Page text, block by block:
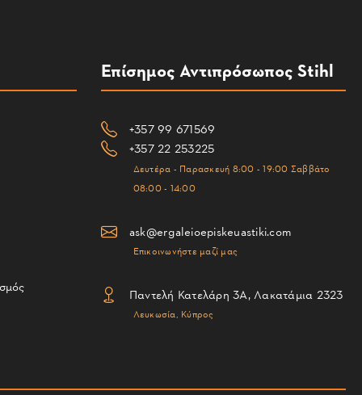
Επίσημος Αντιπρόσωπος Stihl
+357 99 671569
+357 22 253225
Δευτέρα - Παρασκευή 8:00 - 19:00 Σαββάτο
08:00 - 14:00
ask@ergaleioepiskeuastiki.com
Επικοινωνήστε μαζί μας
Παντελή Κατελάρη 3Α, Λακατάμια 2323
Λευκωσία, Κύπρος